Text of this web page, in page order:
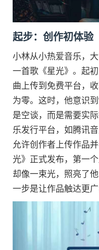
起步：创作初体验
小林从小热爱音乐，
一首歌《星光》。起
曲上传到免费平台，
为零。这时，他意识
是空谈，而是需要实
乐发行平台，如腾讯
允许创作者上传作品
光》正式发布，第一
却像一束光，照亮了
一步是让作品触达更广